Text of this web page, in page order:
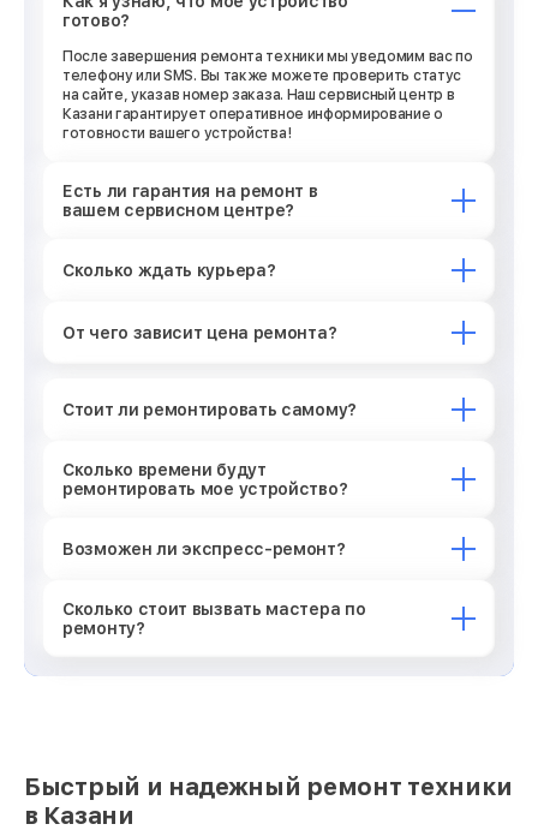
готово?
После завершения ремонта техники мы уведомим вас по
телефону или SMS. Вы также можете проверить статус
на сайте, указав номер заказа. Наш сервисный центр в
Казани гарантирует оперативное информирование о
готовности вашего устройства!
Есть ли гарантия на ремонт в
вашем сервисном центре?
Сколько ждать курьера?
От чего зависит цена ремонта?
Стоит ли ремонтировать самому?
Сколько времени будут
ремонтировать мое устройство?
Возможен ли экспресс-ремонт?
Сколько стоит вызвать мастера по
ремонту?
Быстрый и надежный ремонт техники
в Казани